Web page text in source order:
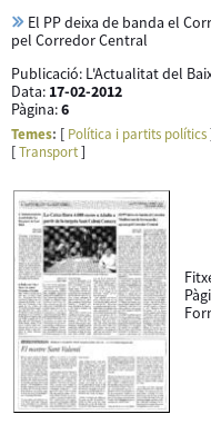
El PP deixa de banda el
pel Corredor Central
Publicació: L'Actualitat del
Data: 17-02-2012
Pàgina:6
Temes: [ Política i partits polítics
[Transport]